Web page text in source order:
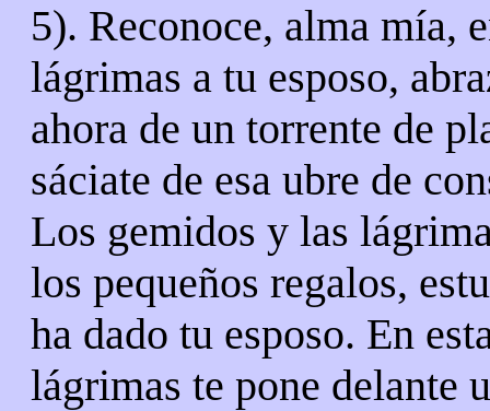
5). Reconoce, alma mía,
lágrimas a tu esposo,
ahora de un torrente de
sáciate de esa ubre de
Los gemidos y las
los pequeños regalos,
ha dado tu esposo. En
lágrimas te pone delante